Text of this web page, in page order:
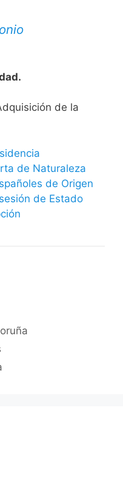
de la
de Naturaleza
de Origen
de Estado